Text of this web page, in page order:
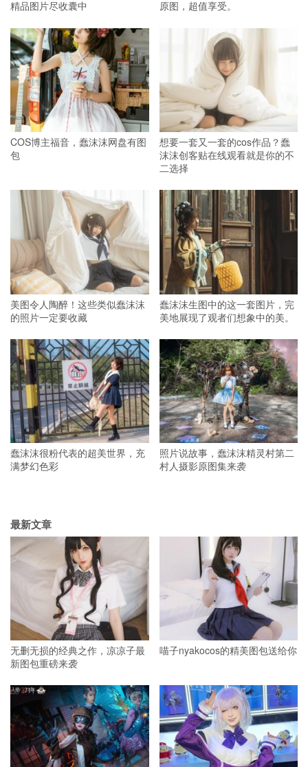
精品图片尽收囊中 原图，超值享受。
COS博主福音，蠢沫沫网盘有图
包
想要一套又一套的cos作品？蠢
沫沫创客贴在线观看就是你的不
二选择
美图令人陶醉！这些类似蠢沫沫
的照片一定要收藏
蠢沫沫生图中的这一套图片，完
美地展现了观者们想象中的美。
蠢沫沫很粉代表的超美世界，充
满梦幻色彩
照片说故事，蠢沫沫精灵村第二
村人摄影原图集来袭
最新文章
无删无损的经典之作，凉凉子最
新图包重磅来袭
喵子nyakocos的精美图包送给你